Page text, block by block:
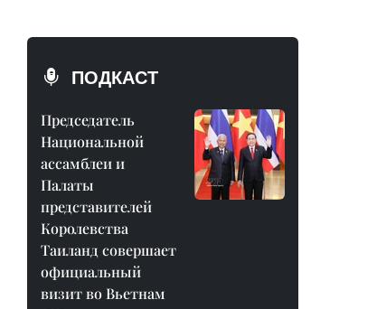
ПОДКАСТ
Председатель
Национальной
ассамблеи и
Палаты
представителей
Королевства
Таиланд совершает
официальный
визит во Вьетнам